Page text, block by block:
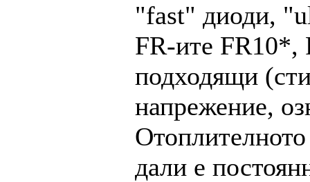
"fast" диоди,
FR-ите FR10*,
подходящи
напрежение,
дали е